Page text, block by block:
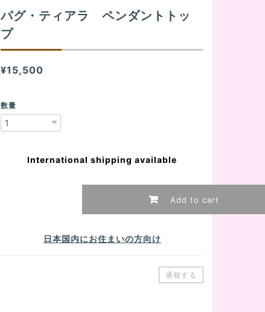
パグ・ティアラ ペンダントトッ
プ
¥15,500
数量
International shipping available
Add to cart
日本国内にお住まいの方向け
通報する